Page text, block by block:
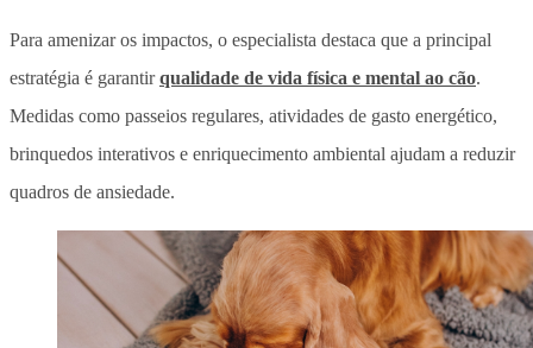
Para amenizar os impactos, o especialista destaca que a principal
estratégia é garantirqualidade de vida física e mental ao cão.
Medidas como passeios regulares, atividades de gasto energético,
brinquedos interativos e enriquecimento ambiental ajudam a reduzir
quadros de ansiedade.